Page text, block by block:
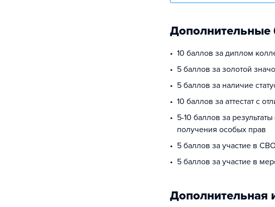
10 баллов за диплом
5 баллов за золотой
5 баллов за наличие
10 баллов за аттестат с
5-10 баллов за
получения особых прав
5 баллов за участие в
5 баллов за участие в
Дополнительная